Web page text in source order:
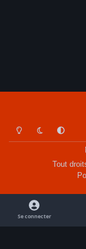
Light ModeDark ModeSystem
Tout
Se connecter